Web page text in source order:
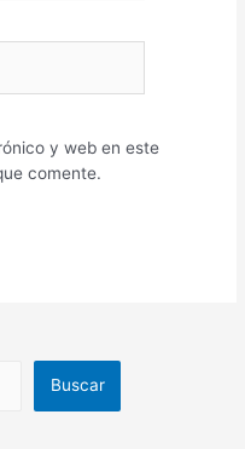
y web en este
comente.
Buscar